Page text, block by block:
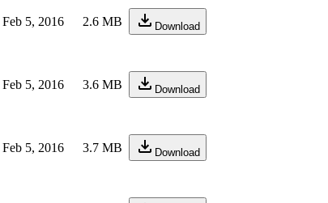
Feb 5, 2016 2.6 MB Download
Feb 5, 2016 3.6 MB Download
Feb 5, 2016 3.7 MB Download